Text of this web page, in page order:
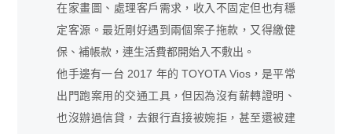
在家畫圖、處理客戶需求，收入不固定但也有穩
定客源。最近剛好遇到兩個案子拖款，又得繳健
保、補帳款，連生活費都開始入不敷出。
他手邊有一台 2017 年的 TOYOTA Vios，是平常
出門跑案用的交通工具，但因為沒有薪轉證明、
也沒辦過信貸，去銀行直接被婉拒，甚至還被建